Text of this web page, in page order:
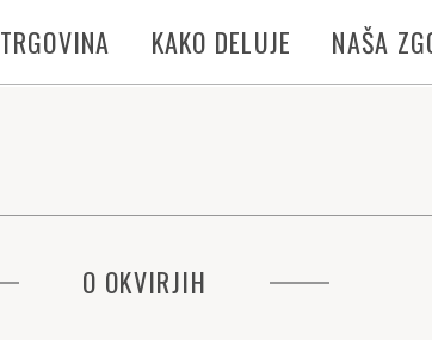
TRGOVINA KAKO DELUJE NAŠA
O OKVIRJIH